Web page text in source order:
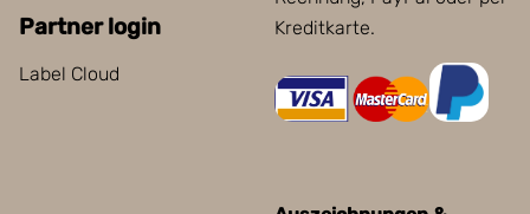
Partner login
Label Cloud
Kreditkarte.